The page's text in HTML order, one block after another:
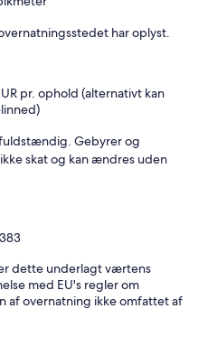
har oplyst.
pr. ophold (alternativt kan
Gebyrer og
skat og kan ændres uden
dette underlagt værtens
med EU's regler om
af overnatning ikke omfattet af